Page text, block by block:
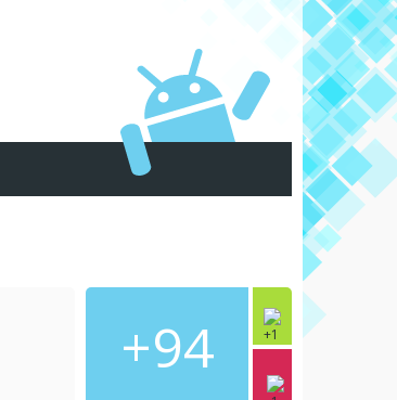
+94